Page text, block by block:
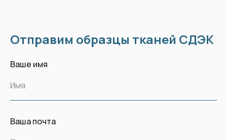
Отправим образцы тканей СДЭК
Ваше имя
Имя
Ваша почта